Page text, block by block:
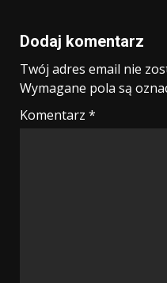
Dodaj komentarz
Twój adres email nie
Wymagane pola są
Komentarz *